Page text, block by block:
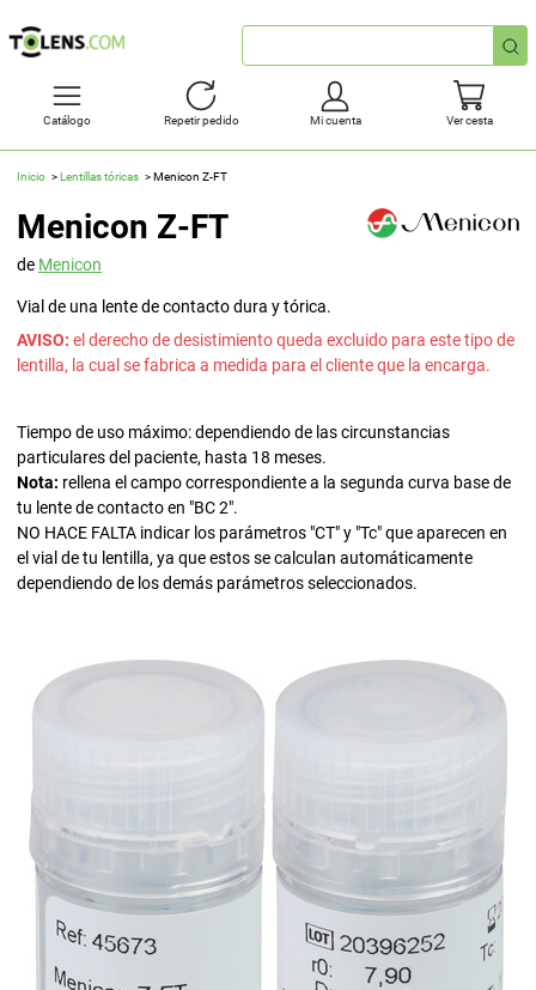
Búsqueda
rápida
Catálogo Repetir pedido Mi cuenta Ver cesta
Inicio Lentillas tóricas Menicon Z-FT
Menicon Z-FT
de Menicon
Vial de una lente de contacto dura y tórica.
AVISO: el derecho de desistimiento queda excluido para este tipo de
lentilla, la cual se fabrica a medida para el cliente que la encarga.
Tiempo de uso máximo: dependiendo de las circunstancias
particulares del paciente, hasta 18 meses.
Nota: rellena el campo correspondiente a la segunda curva base de
tu lente de contacto en "BC 2".
NO HACE FALTA indicar los parámetros "CT" y "Tc" que aparecen en
el vial de tu lentilla, ya que estos se calculan automáticamente
dependiendo de los demás parámetros seleccionados.